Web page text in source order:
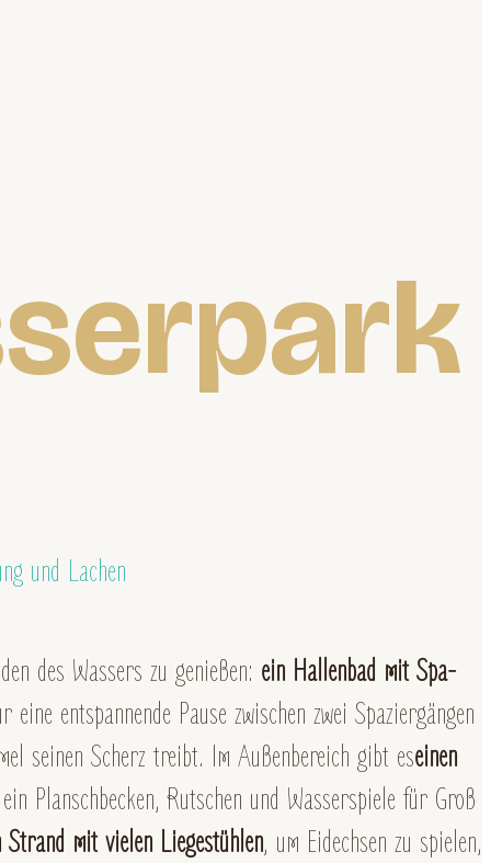
und Lachen
des Wassers zu genießen: ein Hallenbad mit Spa-
entspannende Pause zwischen zwei Spaziergängen
seinen Scherz treibt. Im Außenbereich gibt eseinen
Planschbecken, Rutschen und Wasserspiele für Groß
Strand mit vielen Liegestühlen, um Eidechsen zu spielen,